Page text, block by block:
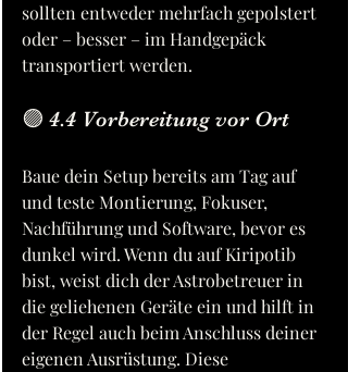
sollten entweder mehrfach gepolstert
oder – besser – im Handgepäck
transportiert werden.
🟣 4.4 Vorbereitung vor Ort
Baue dein Setup bereits am Tag auf
und teste Montierung, Fokuser,
Nachführung und Software, bevor es
dunkel wird. Wenn du auf Kiripotib
bist, weist dich der Astrobetreuer in
die geliehenen Geräte ein und hilft in
der Regel auch beim Anschluss deiner
eigenen Ausrüstung. Diese